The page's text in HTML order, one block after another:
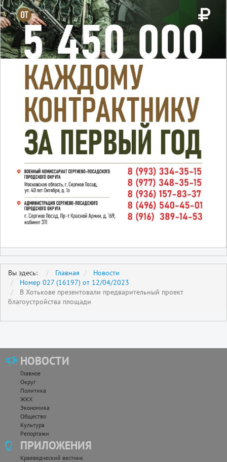
Вы здесь: Главная
Новости
Номер 027 (16197) от 12/04/2023
В Хотькове презентовали предварительный проект
благоустройства площади
НОВОСТИ
Главное
Округ
Политика
ЖКХ
Экономика
Общество
Культура
Репортажи
ПРИЛОЖЕНИЯ
Краеведческий вестник